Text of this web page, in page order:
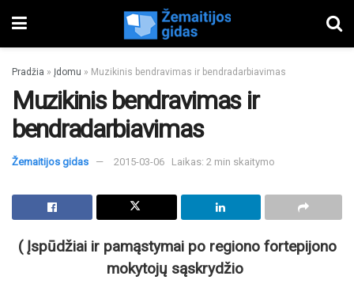
Pradžia » Įdomu » Muzikinis bendravimas ir bendradarbiavimas
Muzikinis bendravimas ir
bendradarbiavimas
Žemaitijos gidas 2015-03-06 Laikas: 2 min skaitymo
( Įspūdžiai ir pamąstymai po regiono fortepijono
mokytojų sąskrydžio